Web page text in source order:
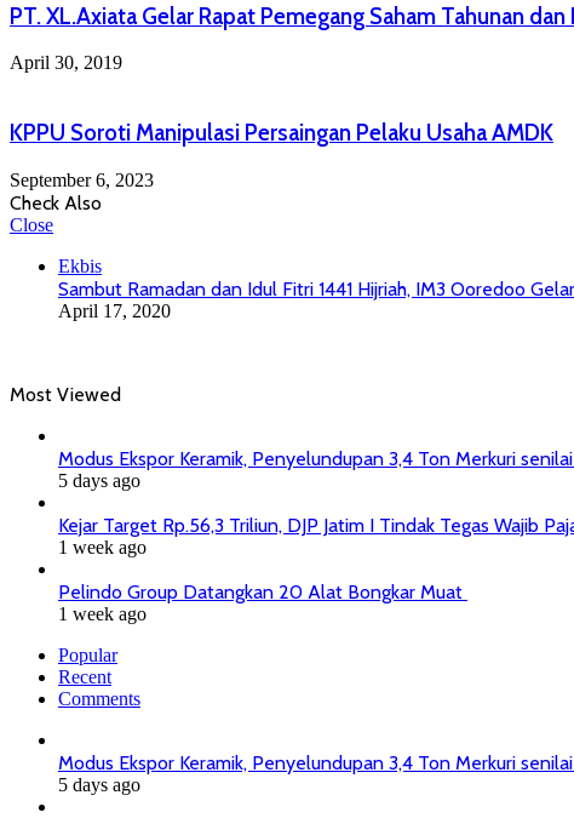
PT. XL.Axiata Gelar Rapat Pemegang Saham Tahunan
April 30, 2019
KPPU Soroti Manipulasi Persaingan Pelaku Usaha AMDK
September 6, 2023
Check Also
Close
Ekbis
Sambut Ramadan dan Idul Fitri 1441 Hijriah, IM3 Ooredoo
April 17, 2020
Most Viewed
Modus Ekspor Keramik, Penyelundupan 3,4 Ton Merkuri
5 days ago
Kejar Target Rp.56,3 Triliun, DJP Jatim I Tindak Tegas Wajib
1 week ago
Pelindo Group Datangkan 20 Alat Bongkar Muat
1 week ago
Popular
Recent
Comments
Modus Ekspor Keramik, Penyelundupan 3,4 Ton Merkuri
5 days ago